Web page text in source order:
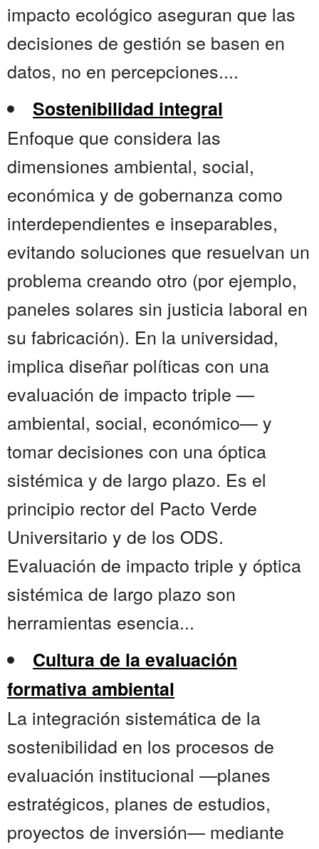
impacto ecológico aseguran que las
decisiones de gestión se basen en
datos, no en percepciones....
Sostenibilidad integral
Enfoque que considera las
dimensiones ambiental, social,
económica y de gobernanza como
interdependientes e inseparables,
evitando soluciones que resuelvan un
problema creando otro (por ejemplo,
paneles solares sin justicia laboral en
su fabricación). En la universidad,
implica diseñar políticas con una
evaluación de impacto triple —
ambiental, social, económico— y
tomar decisiones con una óptica
sistémica y de largo plazo. Es el
principio rector del Pacto Verde
Universitario y de los ODS.
Evaluación de impacto triple y óptica
sistémica de largo plazo son
herramientas esencia...
Cultura de la evaluación
formativa ambiental
La integración sistemática de la
sostenibilidad en los procesos de
evaluación institucional —planes
estratégicos, planes de estudios,
proyectos de inversión— mediante